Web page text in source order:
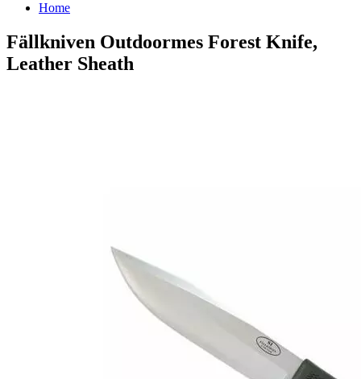
Home
Fällkniven Outdoormes Forest Knife,
Leather Sheath